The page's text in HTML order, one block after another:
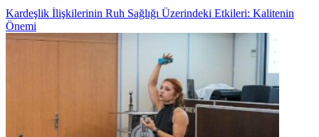
Kardeşlik İlişkilerinin Ruh Sağlığı Üzerindeki Etkileri: Kalitenin
Önemi